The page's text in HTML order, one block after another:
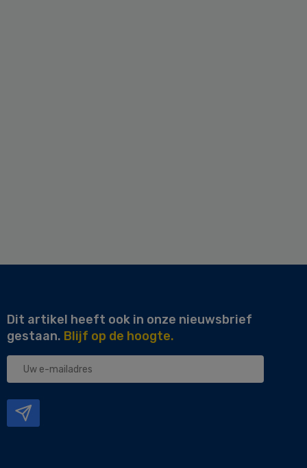
Dit artikel heeft ook in onze nieuwsbrief
gestaan. Blijf op de hoogte.
Uw